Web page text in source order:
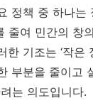
정책 중 하나는
줄여 민간의 창
기조는 ‘작은
부분을 줄이고
는 의도입니다.